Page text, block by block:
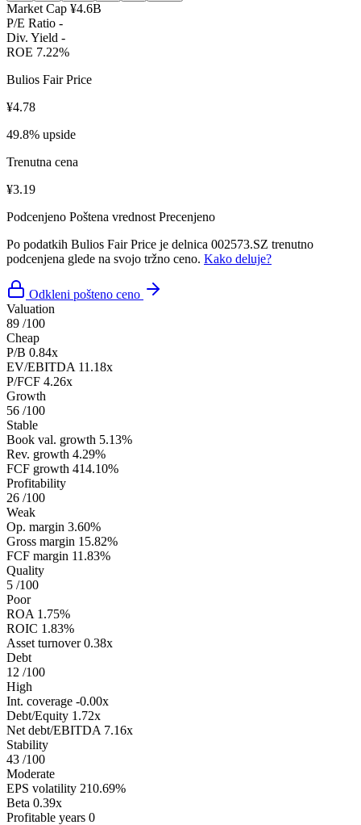
Market Cap ¥4.6B
P/E Ratio -
Div. Yield -
ROE 7.22%
Bulios Fair Price
¥4.78
49.8% upside
Trenutna cena
¥3.19
Podcenjeno Poštena vrednost Precenjeno
Po podatkih Bulios Fair Price je delnica 002573.SZ trenutno
podcenjena glede na svojo tržno ceno. Kako deluje?
Odkleni pošteno ceno
Valuation
89 /100
Cheap
P/B 0.84x
EV/EBITDA 11.18x
P/FCF 4.26x
Growth
56 /100
Stable
Book val. growth 5.13%
Rev. growth 4.29%
FCF growth 414.10%
Profitability
26 /100
Weak
Op. margin 3.60%
Gross margin 15.82%
FCF margin 11.83%
Quality
5 /100
Poor
ROA 1.75%
ROIC 1.83%
Asset turnover 0.38x
Debt
12 /100
High
Int. coverage -0.00x
Debt/Equity 1.72x
Net debt/EBITDA 7.16x
Stability
43 /100
Moderate
EPS volatility 210.69%
Beta 0.39x
Profitable years 0